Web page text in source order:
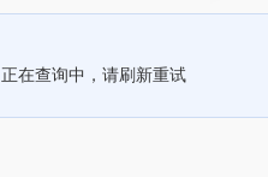
正在查询中，请刷新重试